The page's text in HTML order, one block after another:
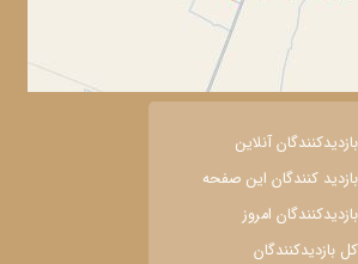
بازديدکنندگان آنلاين
بازديد کنندگان اين صفحه
بازديدکنندگان امروز
کل بازديدکنندگان